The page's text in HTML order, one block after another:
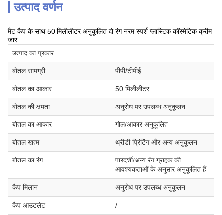
उत्पाद वर्णन
मैट कैप के साथ 50 मिलीलीटर अनुकूलित दो रंग नरम स्पर्श प्लास्टिक कॉस्मेटिक क्रीम
जार
उत्पाद का प्रकार
बोतल सामग्री पीपी/टीपीई
बोतल का आकार 50 मिलीलीटर
बोतल की क्षमता अनुरोध पर उपलब्ध अनुकूलन
बोतल का आकार गोल/आकार अनुकूलित
बोतल खत्म थ्रीडी प्रिंटिंग और अन्य अनुकूलन
बोतल का रंग
पारदर्शी/अन्य रंग ग्राहक की
आवश्यकताओं के अनुसार अनुकूलित हैं
कैप मिलान अनुरोध पर उपलब्ध अनुकूलन
कैप आउटलेट /